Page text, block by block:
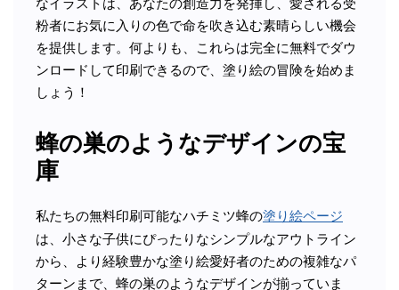
粉者にお気に入りの色で命を吹き込む素晴らしい機会
を提供します。何よりも、これらは完全に無料でダウ
ンロードして印刷できるので、塗り絵の冒険を始めま
しょう！
蜂の巣のようなデザインの宝
庫
私たちの無料印刷可能なハチミツ蜂の塗り絵ページ
は、小さな子供にぴったりなシンプルなアウトライン
から、より経験豊かな塗り絵愛好者のための複雑なパ
ターンまで、蜂の巣のようなデザインが揃っていま